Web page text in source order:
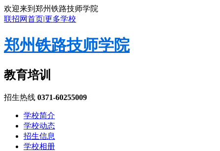
欢迎来到郑州铁路技师学院
联招网首页|更多学校
郑州铁路技师学院
教育培训
招生热线 0371-60255009
学校简介
学校动态
招生信息
学校相册